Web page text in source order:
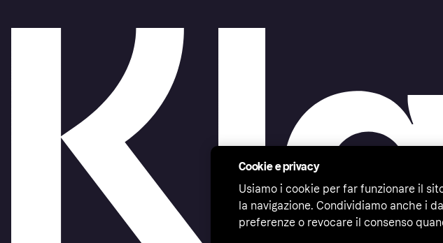
Cookie e privacy
Usiamo i cookie per far funzionare il
la navigazione. Condividiamo anche i
preferenze o revocare il consenso